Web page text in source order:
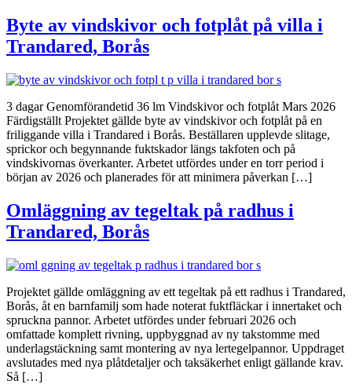
Byte av vindskivor och fotplåt på villa i
Trandared, Borås
3 dagar Genomförandetid 36 lm Vindskivor och fotplåt Mars 2026
Färdigställt Projektet gällde byte av vindskivor och fotplåt på en
friliggande villa i Trandared i Borås. Beställaren upplevde slitage,
sprickor och begynnande fuktskador längs takfoten och på
vindskivornas överkanter. Arbetet utfördes under en torr period i
början av 2026 och planerades för att minimera påverkan […]
Omläggning av tegeltak på radhus i
Trandared, Borås
Projektet gällde omläggning av ett tegeltak på ett radhus i Trandared,
Borås, åt en barnfamilj som hade noterat fuktfläckar i innertaket och
spruckna pannor. Arbetet utfördes under februari 2026 och
omfattade komplett rivning, uppbyggnad av ny takstomme med
underlagstäckning samt montering av nya lertegelpannor. Uppdraget
avslutades med nya plåtdetaljer och taksäkerhet enligt gällande krav.
Så […]